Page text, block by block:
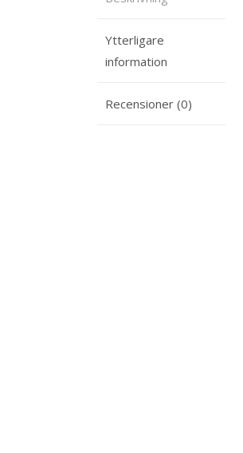
Ytterligare
information
Recensioner (0)